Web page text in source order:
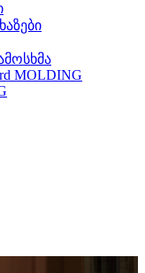
MOLDING